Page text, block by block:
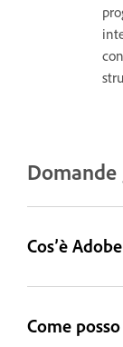
Domande
Cos’è
Come